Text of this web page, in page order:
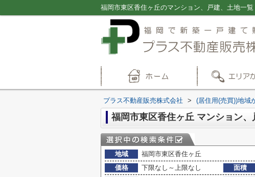
プラス不動産販売株式会社 > (居住用(売買))地域
福岡市東区香住ヶ丘 マンション
地域
福岡市東区香住ヶ丘
価格
下限なし～上限なし 面積